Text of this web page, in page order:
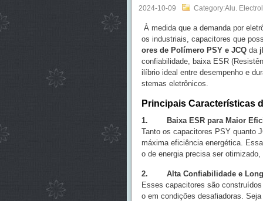
2024-10-09 Category:Alu.
À medida que a demanda por
os industriais, capacitores que
ores de Polímero PSY e JCQda
confiabilidade, baixa ESR
ilíbrio ideal entre desempenho e
stemas eletrônicos.
Principais Características
1. Baixa ESR para Maior
Tanto os capacitores PSY quanto
máxima eficiência energética.
o de energia precisa ser
2. Alta Confiabilidade e
Esses capacitores são
o em condições desafiadoras.